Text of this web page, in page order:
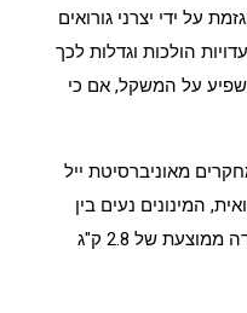
על ידי יצרני גורואים
הולכות וגדלות לכך
על המשקל, אם כי
בשנת 2017 על מחקרים מאוניברסיטת ייל
המינונים נעים בין
300 ל -1,800 מ"ג ביום, סייעו לירידה ממוצעת של 2.8 ק"ג